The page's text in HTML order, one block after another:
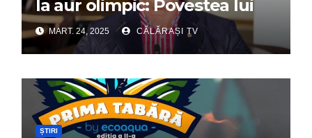
la aur olimpic: Povestea lui
Dumitru Chirilă
MART. 24, 2025 CĂLĂRAȘI TV
ȘTIRI